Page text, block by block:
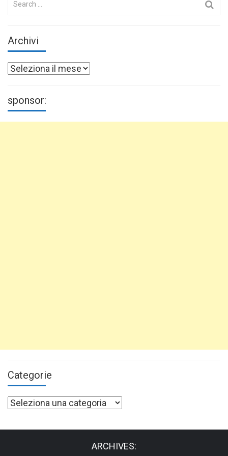
Archivi
Archivi
sponsor:
Categorie
Categorie
ARCHIVES: